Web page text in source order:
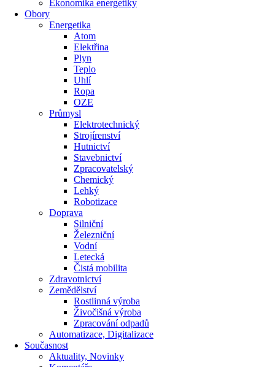
Ekonomika energetiky
Obory
Energetika
Atom
Elektřina
Plyn
Teplo
Uhlí
Ropa
OZE
Průmysl
Elektrotechnický
Strojírenství
Hutnictví
Stavebnictví
Zpracovatelský
Chemický
Lehký
Robotizace
Doprava
Silniční
Železniční
Vodní
Letecká
Čistá mobilita
Zdravotnictví
Zemědělství
Rostlinná výroba
Živočišná výroba
Zpracování odpadů
Automatizace, Digitalizace
Současnost
Aktuality, Novinky